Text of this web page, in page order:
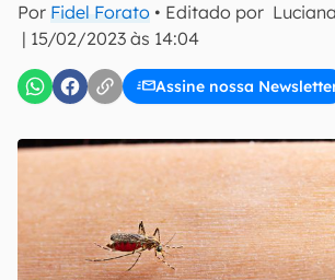
Por Fidel Forato • Editado por
| 15/02/2023 às 14:04
Assine nossa
inscreva-se
Confirmo que li, aceito e concordo com
Uso e Política de Privacidade do